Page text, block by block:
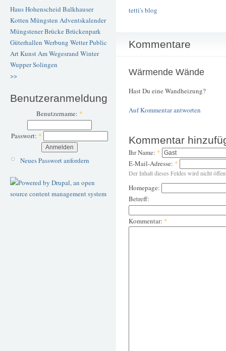
Haus Hohenscheid Balkhauser
Kotten Müngsten Adventskalender
Müngstener BrückeBrückenpark
Güterhallen Werbung WetterPublic
ArtKunstAm Wegesrand Winter
WupperSolingen
>>
Benutzeranmeldung
Benutzername: *
Passwort: *
Neues Passwort anfordern
tetti's blog
Kommentare
Wärmende Wände
Hast Du eine Wandheizung?
Auf Kommentar antworten
Kommentar
Ihr Name: *
E-Mail-Adresse: *
Der Inhalt dieses Feldes wird nicht
Homepage:
Betreff:
Kommentar: *